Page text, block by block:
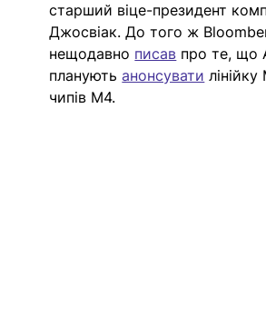
старший віце-президент
Джосвіак. До того ж
нещодавно писав про те, що
планують анонсувати лінійку
чипів M4.